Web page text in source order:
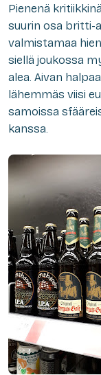
Pienenä
suurin osa britti-
valmistamaa
siellä joukossa
alea. Aivan
lähemmäs viisi
samoissa
kanssa.